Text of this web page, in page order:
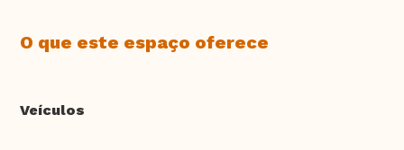
O que este espaço oferece
Veículos